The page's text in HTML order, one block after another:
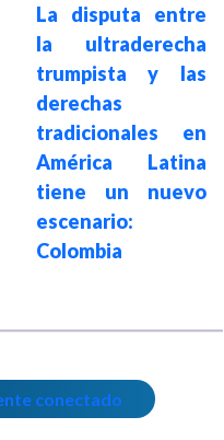
La disputa entre
la ultraderecha
trumpista y las
derechas
tradicionales en
América Latina
tiene un nuevo
escenario:
Colombia
conectado